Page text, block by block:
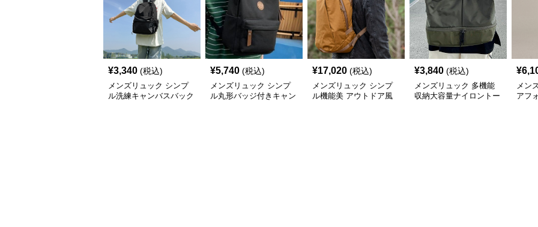
¥3,340 (税込)
メンズリュック シンプ
ル洗練キャンバスバック
¥5,740 (税込)
メンズリュック シンプ
ル丸形バッジ付きキャン
¥17,020 (税込)
メンズリュック シンプ
ル機能美 アウトドア風
¥3,840 (税込)
メンズリュック 多機能
収納大容量ナイロントー
¥
メン
アフ